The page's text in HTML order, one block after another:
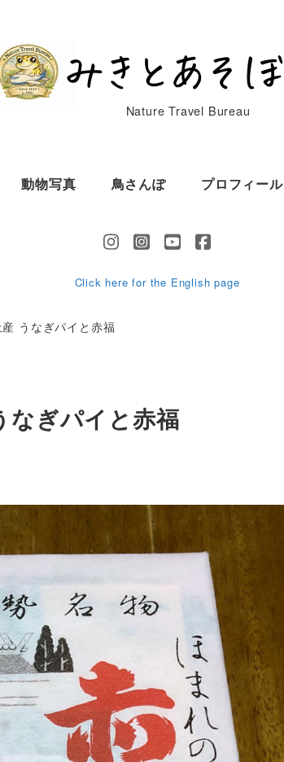
Nature Travel Bureau
動物写真 鳥さんぽ プロフィール
Click here for the English page
うなぎパイと赤福
なぎパイと赤福